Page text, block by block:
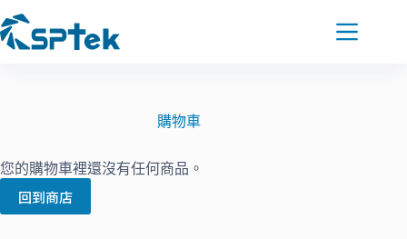
購物車
您的購物車裡還沒有任何商品。
回到商店